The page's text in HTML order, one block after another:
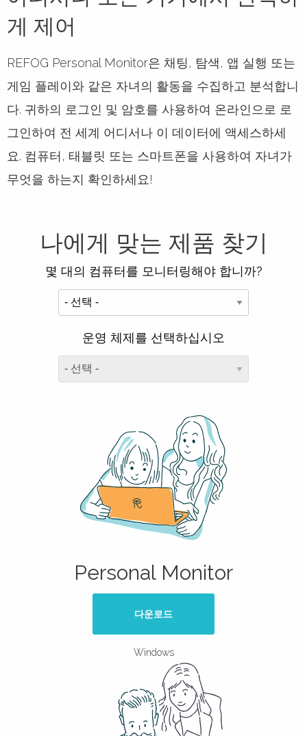
게 제어
REFOG Personal Monitor은 채팅, 탐색, 앱 실행 또는
게임 플레이와 같은 자녀의 활동을 수집하고 분석합니
다. 귀하의 로그인 및 암호를 사용하여 온라인으로 로
그인하여 전 세계 어디서나 이 데이터에 액세스하세
요. 컴퓨터, 태블릿 또는 스마트폰을 사용하여 자녀가
무엇을 하는지 확인하세요!
나에게 맞는 제품 찾기
몇 대의 컴퓨터를 모니터링해야 합니까?
운영 체제를 선택하십시오
Personal Monitor
다운로드
Windows